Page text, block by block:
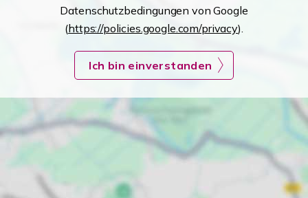
Datenschutzbedingungen von Google
(https://policies.google.com/privacy).
Ich bin einverstanden